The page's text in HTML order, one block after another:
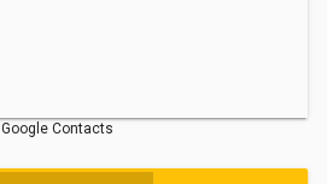
Google Contacts